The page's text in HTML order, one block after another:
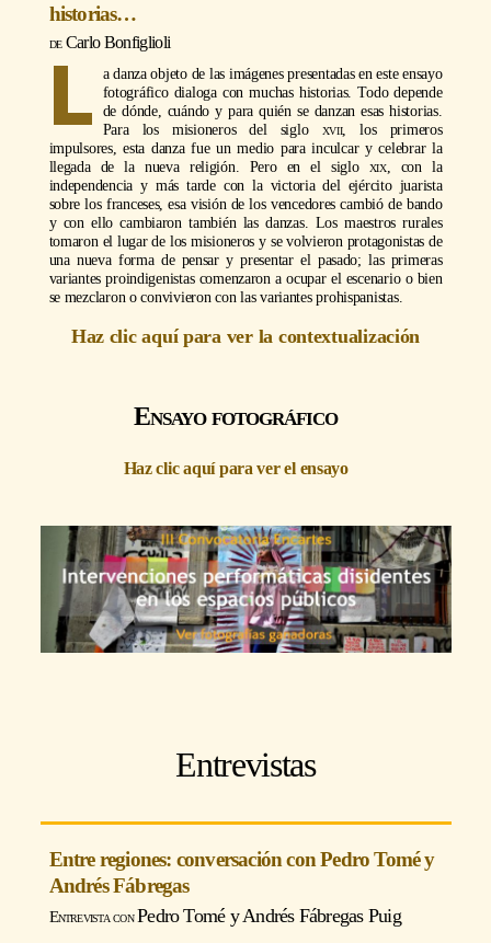
historias…
Carlo Bonfiglioli
L
a danza objeto de las imágenes presentadas en este ensayo
fotográfico dialoga con muchas historias. Todo depende
de dónde, cuándo y para quién se danzan esas historias.
Para los misioneros del siglo xvii, los primeros
impulsores, esta danza fue un medio para inculcar y celebrar la
llegada de la nueva religión. Pero en el siglo xix, con la
independencia y más tarde con la victoria del ejército juarista
sobre los franceses, esa visión de los vencedores cambió de bando
y con ello cambiaron también las danzas. Los maestros rurales
tomaron el lugar de los misioneros y se volvieron protagonistas de
una nueva forma de pensar y presentar el pasado; las primeras
variantes proindigenistas comenzaron a ocupar el escenario o bien
se mezclaron o convivieron con las variantes prohispanistas.
Haz clic aquí para ver la contextualización
Ensayo fotográfico
Haz clic aquí para ver el ensayo
Entrevistas
Entre regiones: conversación con Pedro Tomé y
Andrés Fábregas
Pedro Tomé y Andrés Fábregas Puig